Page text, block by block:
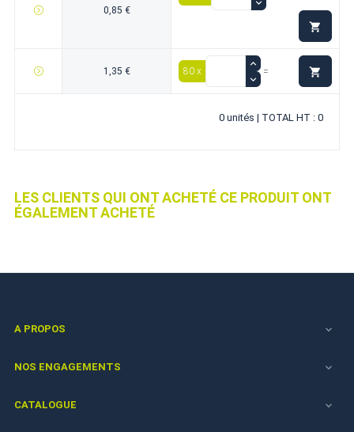
0,85 €

1,35 € 80 x = 
0 unités | TOTAL HT : 0
LES CLIENTS QUI ONT ACHETÉ CE PRODUIT ONT
ÉGALEMENT ACHETÉ
A PROPOS 
NOS ENGAGEMENTS 
CATALOGUE 